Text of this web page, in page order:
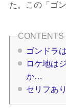
た。この「ゴ
ゴンドラ
ロケ地は
か…
セリフあ